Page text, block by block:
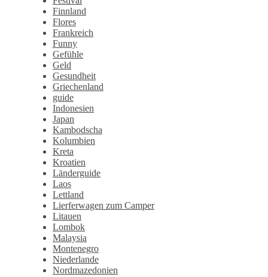
Finnland
Flores
Frankreich
Funny
Gefühle
Geld
Gesundheit
Griechenland
guide
Indonesien
Japan
Kambodscha
Kolumbien
Kreta
Kroatien
Länderguide
Laos
Lettland
Lierferwagen zum Camper
Litauen
Lombok
Malaysia
Montenegro
Niederlande
Nordmazedonien